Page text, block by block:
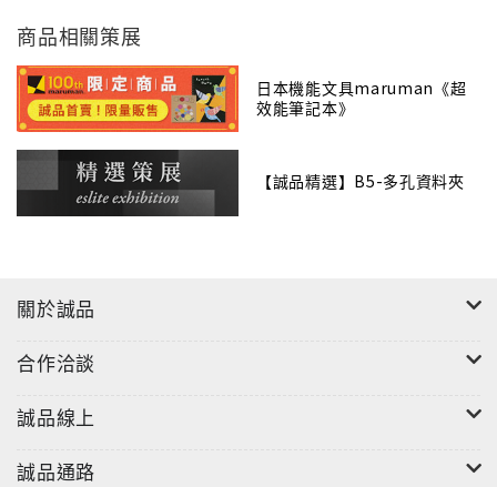
商品相關策展
日本機能文具maruman《超
效能筆記本》
【誠品精選】B5-多孔資料夾
關於誠品
合作洽談
誠品線上
誠品通路